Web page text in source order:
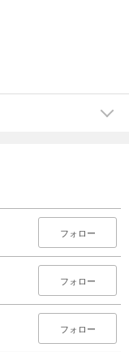
フォロー
フォロー
フォロー